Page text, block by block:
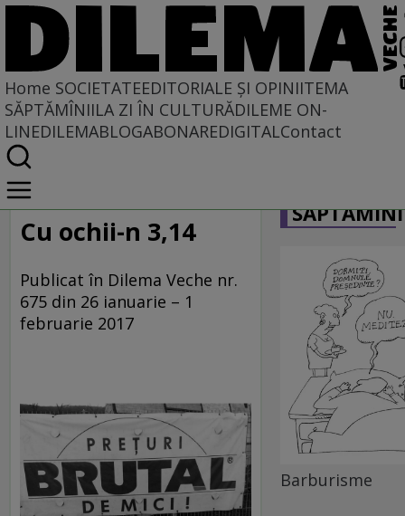
Home SOCIETATEEDITORIALE ȘI OPINIITEMA
SĂPTĂMÎNIILA ZI ÎN CULTURĂDILEME ON-
LINEDILEMABLOGABONAREDIGITALContact
Home
Societate
LA SINGULAR ȘI LA PLURAL
Cu ochii-n 3,14
Publicat în Dilema Veche nr.
675 din 26 ianuarie – 1
februarie 2017
Barburisme